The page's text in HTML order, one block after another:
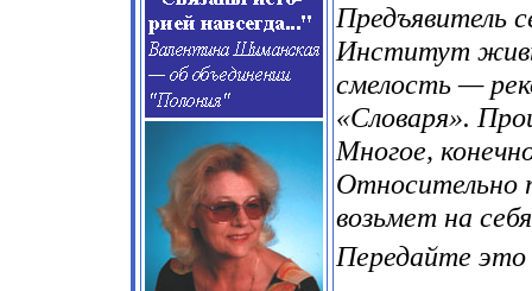
Предъявитель
Институт
смелость —
«Словаря».
Многое,
Относительно
возьмет на
Передайте